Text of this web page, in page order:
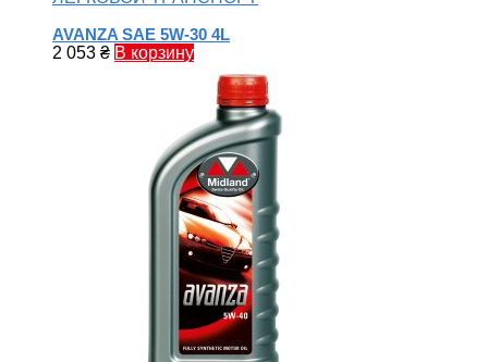
AVANZA SAE 5W-30 4L
2 053 ₴ В корзину